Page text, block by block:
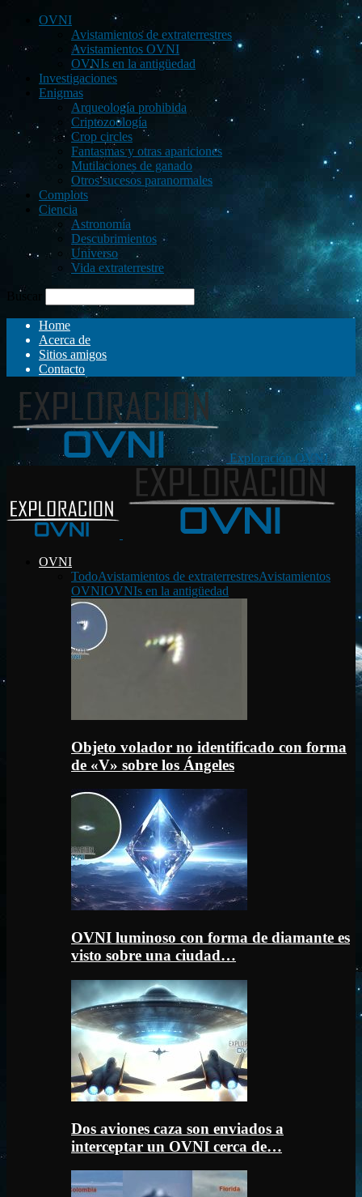
OVNI
Avistamientos de extraterrestres
Avistamientos OVNI
OVNIs en la antigüedad
Investigaciones
Enigmas
Arqueología prohibida
Criptozoología
Crop circles
Fantasmas y otras apariciones
Mutilaciones de ganado
Otros sucesos paranormales
Complots
Ciencia
Astronomía
Descubrimientos
Universo
Vida extraterrestre
Buscar
Home
Acerca de
Sitios amigos
Contacto
Exploración OVNI
OVNI
TodoAvistamientos de extraterrestresAvistamientos
OVNIOVNIs en la antigüedad
Objeto volador no identificado con forma
de «V» sobre los Ángeles
OVNI luminoso con forma de diamante es
visto sobre una ciudad…
Dos aviones caza son enviados a
interceptar un OVNI cerca de…